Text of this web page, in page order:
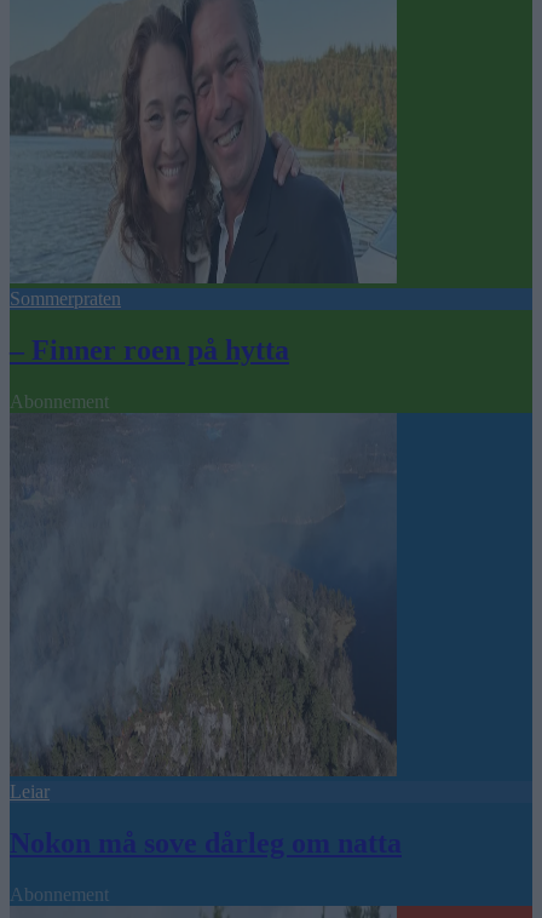
Sommerpraten
– Finner roen på hytta
Abonnement
Leiar
Nokon må sove dårleg om natta
Abonnement